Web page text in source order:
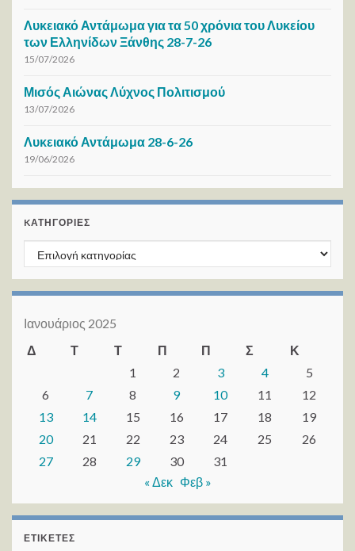
Λυκειακό Αντάμωμα για τα 50 χρόνια του Λυκείου
των Ελληνίδων Ξάνθης 28-7-26
15/07/2026
Μισός Αιώνας Λύχνος Πολιτισμού
13/07/2026
Λυκειακό Αντάμωμα 28-6-26
19/06/2026
KΑΤΗΓΟΡΊΕΣ
Kατηγορίες
Ιανουάριος 2025
Δ
Τ Τ Π Π Σ
Κ
1
2 3 4
5
6
7 8 9 10 11
12
13
14 15 16 17 18
19
20
21 22 23 24 25
26
27
28 29 30
31
« Δεκ Φεβ »
ΕΤΙΚΈΤΕΣ